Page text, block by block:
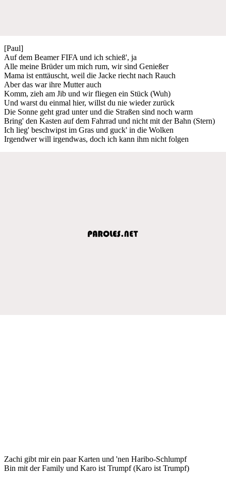
[Paul]
Auf dem Beamer FIFA und ich schieß', ja
Alle meine Brüder um mich rum, wir sind Genießer
Mama ist enttäuscht, weil die Jacke riecht nach Rauch
Aber das war ihre Mutter auch
Komm, zieh am Jib und wir fliegen ein Stück (Wuh)
Und warst du einmal hier, willst du nie wieder zurück
Die Sonne geht grad unter und die Straßen sind noch warm
Bring' den Kasten auf dem Fahrrad und nicht mit der Bahn (Stern)
Ich lieg' beschwipst im Gras und guck' in die Wolken
Irgendwer will irgendwas, doch ich kann ihm nicht folgen
Zachi gibt mir ein paar Karten und 'nen Haribo-Schlumpf
Bin mit der Family und Karo ist Trumpf (Karo ist Trumpf)